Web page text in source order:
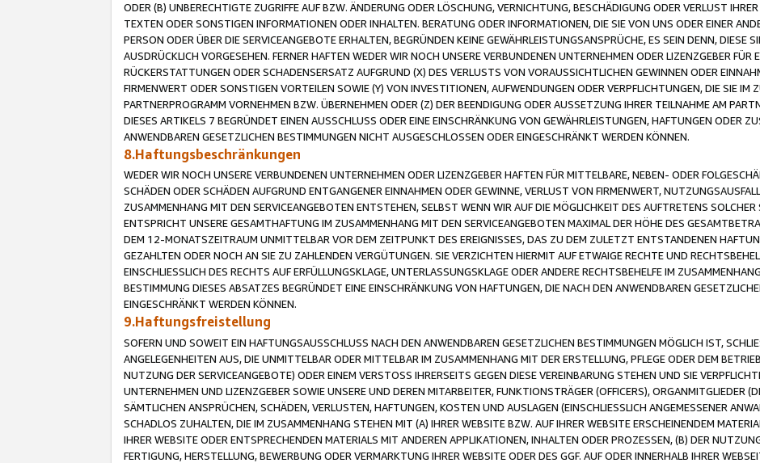
ODER (B) UNBERECHTIGTE ZUGRIFFE AUF BZW. ÄNDERUNG ODER LÖSCHUNG, VERNICHTUNG, BESCHÄDIGUNG ODER VERLUST
TEXTEN ODER SONSTIGEN INFORMATIONEN ODER INHALTEN. BERATUNG ODER INFORMATIONEN, DIE SIE VON UNS ODER EINER
PERSON ODER ÜBER DIE SERVICEANGEBOTE ERHALTEN, BEGRÜNDEN KEINE GEWÄHRLEISTUNGSANSPRÜCHE, ES SEIN DENN, DIESE
AUSDRÜCKLICH VORGESEHEN. FERNER HAFTEN WEDER WIR NOCH UNSERE VERBUNDENEN UNTERNEHMEN ODER LIZENZGEBER
RÜCKERSTATTUNGEN ODER SCHADENSERSATZ AUFGRUND (X) DES VERLUSTS VON VORAUSSICHTLICHEN GEWINNEN ODER
FIRMENWERT ODER SONSTIGEN VORTEILEN SOWIE (Y) VON INVESTITIONEN, AUFWENDUNGEN ODER VERPFLICHTUNGEN, DIE SIE IM
PARTNERPROGRAMM VORNEHMEN BZW. ÜBERNEHMEN ODER (Z) DER BEENDIGUNG ODER AUSSETZUNG IHRER TEILNAHME AM
DIESES ARTIKELS 7 BEGRÜNDET EINEN AUSSCHLUSS ODER EINE EINSCHRÄNKUNG VON GEWÄHRLEISTUNGEN, HAFTUNGEN ODER
ANWENDBAREN GESETZLICHEN BESTIMMUNGEN NICHT AUSGESCHLOSSEN ODER EINGESCHRÄNKT WERDEN KÖNNEN.
8.Haftungsbeschränkungen
WEDER WIR NOCH UNSERE VERBUNDENEN UNTERNEHMEN ODER LIZENZGEBER HAFTEN FÜR MITTELBARE, NEBEN- ODER
SCHÄDEN ODER SCHÄDEN AUFGRUND ENTGANGENER EINNAHMEN ODER GEWINNE, VERLUST VON FIRMENWERT,
ZUSAMMENHANG MIT DEN SERVICEANGEBOTEN ENTSTEHEN, SELBST WENN WIR AUF DIE MÖGLICHKEIT DES AUFTRETENS SOLCHER
ENTSPRICHT UNSERE GESAMTHAFTUNG IM ZUSAMMENHANG MIT DEN SERVICEANGEBOTEN MAXIMAL DER HÖHE DES
DEM 12-MONATSZEITRAUM UNMITTELBAR VOR DEM ZEITPUNKT DES EREIGNISSES, DAS ZU DEM ZULETZT ENTSTANDENEN
GEZAHLTEN ODER NOCH AN SIE ZU ZAHLENDEN VERGÜTUNGEN. SIE VERZICHTEN HIERMIT AUF ETWAIGE RECHTE UND
EINSCHLIESSLICH DES RECHTS AUF ERFÜLLUNGSKLAGE, UNTERLASSUNGSKLAGE ODER ANDERE RECHTSBEHELFE IM
BESTIMMUNG DIESES ABSATZES BEGRÜNDET EINE EINSCHRÄNKUNG VON HAFTUNGEN, DIE NACH DEN ANWENDBAREN
EINGESCHRÄNKT WERDEN KÖNNEN.
9.Haftungsfreistellung
SOFERN UND SOWEIT EIN HAFTUNGSAUSSCHLUSS NACH DEN ANWENDBAREN GESETZLICHEN BESTIMMUNGEN MÖGLICH IST,
ANGELEGENHEITEN AUS, DIE UNMITTELBAR ODER MITTELBAR IM ZUSAMMENHANG MIT DER ERSTELLUNG, PFLEGE ODER DEM
NUTZUNG DER SERVICEANGEBOTE) ODER EINEM VERSTOSS IHRERSEITS GEGEN DIESE VEREINBARUNG STEHEN UND SIE
UNTERNEHMEN UND LIZENZGEBER SOWIE UNSERE UND DEREN MITARBEITER, FUNKTIONSTRÄGER (OFFICERS), ORGANMITGLIEDER
SÄMTLICHEN ANSPRÜCHEN, SCHÄDEN, VERLUSTEN, HAFTUNGEN, KOSTEN UND AUSLAGEN (EINSCHLIESSLICH ANGEMESSENER
SCHADLOS ZUHALTEN, DIE IM ZUSAMMENHANG STEHEN MIT (A) IHRER WEBSITE BZW. AUF IHRER WEBSITE ERSCHEINENDEM
IHRER WEBSITE ODER ENTSPRECHENDEN MATERIALS MIT ANDEREN APPLIKATIONEN, INHALTEN ODER PROZESSEN, (B) DER
FERTIGUNG, HERSTELLUNG, BEWERBUNG ODER VERMARKTUNG IHRER WEBSITE ODER DES GGF. AUF ODER INNERHALB IHRER